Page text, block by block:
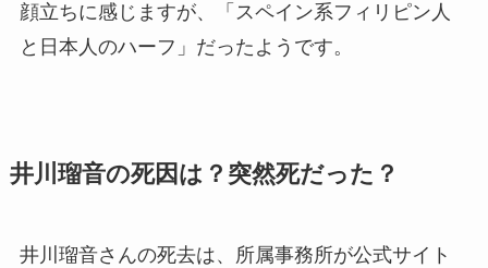
顔立ちに感じますが、「スペイン系フィリピン人
と日本人のハーフ」だったようです。
井川瑠音の死因は？突然死だった？
井川瑠音さんの死去は、所属事務所が公式サイト